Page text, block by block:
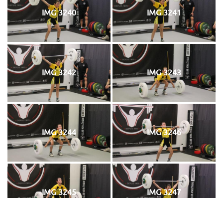
IMG 3240 IMG 3241
IMG 3242 IMG 3243
IMG 3244 IMG 3246
IMG 3245 IMG 3247